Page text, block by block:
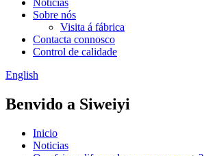
Noticias
Sobre nós
Visita á fábrica
Contacta connosco
Control de calidade
English
Benvido a Siweiyi
Inicio
Noticias